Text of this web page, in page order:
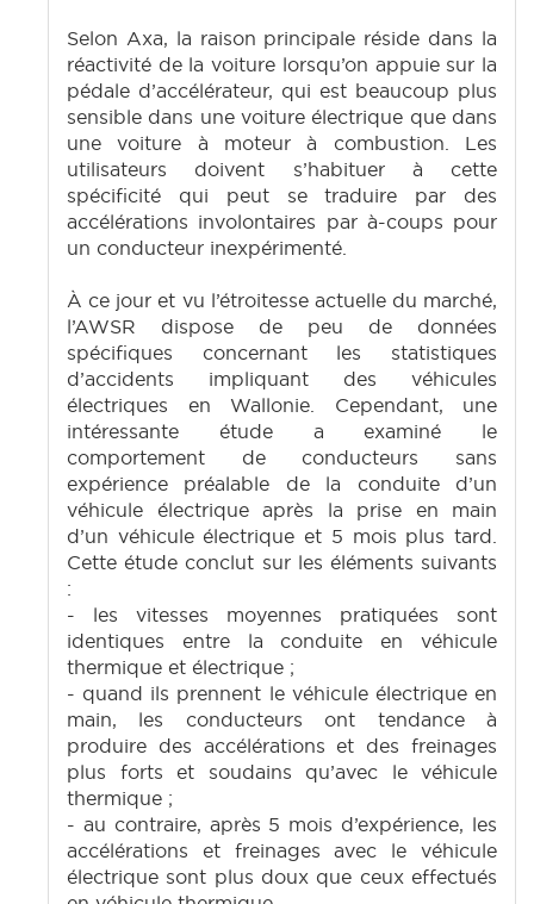
Selon Axa, la raison principale réside dans la
réactivité de la voiture lorsqu’on appuie sur la
pédale d’accélérateur, qui est beaucoup plus
sensible dans une voiture électrique que dans
une voiture à moteur à combustion. Les
utilisateurs doivent s’habituer à cette
spécificité qui peut se traduire par des
accélérations involontaires par à-coups pour
un conducteur inexpérimenté.
À ce jour et vu l’étroitesse actuelle du marché,
l’AWSR dispose de peu de données
spécifiques concernant les statistiques
d’accidents impliquant des véhicules
électriques en Wallonie. Cependant, une
intéressante étude a examiné le
comportement de conducteurs sans
expérience préalable de la conduite d’un
véhicule électrique après la prise en main
d’un véhicule électrique et 5 mois plus tard.
Cette étude conclut sur les éléments suivants
:
- les vitesses moyennes pratiquées sont
identiques entre la conduite en véhicule
thermique et électrique ;
- quand ils prennent le véhicule électrique en
main, les conducteurs ont tendance à
produire des accélérations et des freinages
plus forts et soudains qu’avec le véhicule
thermique ;
- au contraire, après 5 mois d’expérience, les
accélérations et freinages avec le véhicule
électrique sont plus doux que ceux effectués